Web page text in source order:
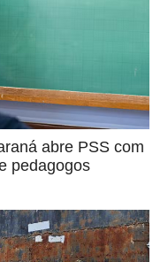
abre PSS com
pedagogos